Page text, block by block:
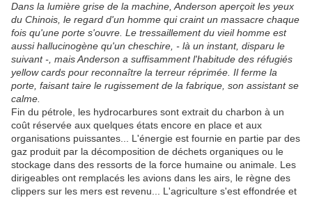
Dans la lumière grise de la machine, Anderson aperçoit les yeux
du Chinois, le regard d'un homme qui craint un massacre chaque
fois qu'une porte s'ouvre. Le tressaillement du vieil homme est
aussi hallucinogène qu'un cheschire, - là un instant, disparu le
suivant -, mais Anderson a suffisamment l'habitude des réfugiés
yellow cards pour reconnaître la terreur réprimée. Il ferme la
porte, faisant taire le rugissement de la fabrique, son assistant se
calme.
Fin du pétrole, les hydrocarbures sont extrait du charbon à un
coût réservée aux quelques états encore en place et aux
organisations puissantes... L'énergie est fournie en partie par des
gaz produit par la décomposition de déchets organiques ou le
stockage dans des ressorts de la force humaine ou animale. Les
dirigeables ont remplacés les avions dans les airs, le règne des
clippers sur les mers est revenu... L'agriculture s'est effondrée et